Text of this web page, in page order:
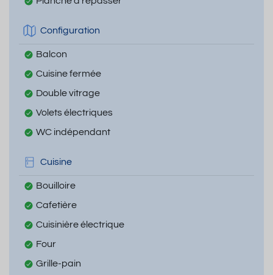
Configuration
Balcon
Cuisine fermée
Double vitrage
Volets électriques
WC indépendant
Cuisine
Bouilloire
Cafetière
Cuisinière électrique
Four
Grille-pain